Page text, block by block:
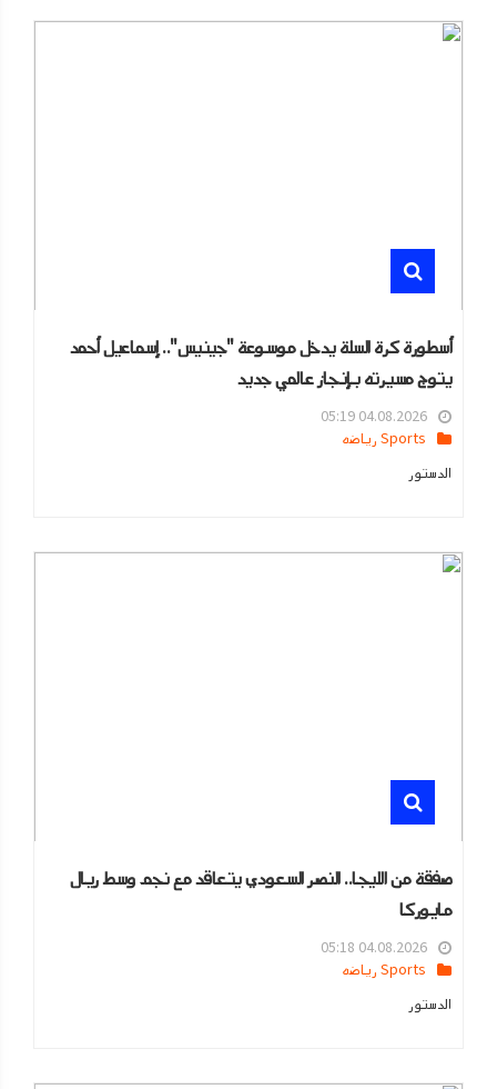
أسطورة كرة السلة يدخل موسوعة "جينيس".. إسماعيل أحمد
يتوج مسيرته بإنجاز عالمي جديد
04.08.2026 05:19
Sports رياضه
الدستور
صفقة من الليجا.. النصر السعودي يتعاقد مع نجم وسط ريال
مايوركا
04.08.2026 05:18
Sports رياضه
الدستور